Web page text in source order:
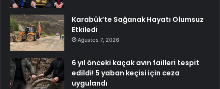
Karabük’te Sağanak Hayatı Olumsuz
Etkiledi
Ağustos 7, 2026
6 yıl önceki kaçak avın failleri tespit
edildi! 5 yaban keçisi için ceza
uygulandı